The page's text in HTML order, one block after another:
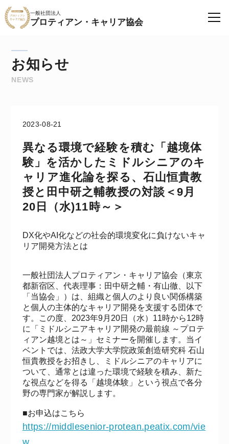
一般社団法人
プロティアン・キャリア協会
お知らせ
NEWS
2023-08-21
異なる環境で経験を積む「越境体
験」を活かしたミドルシニアのキ
ャリア進化論を探る、石山恒貴教
授と田中研之輔教授の対談＜9月
20日（水)11時～＞
DX化やAI化などの社会的環境変化に負けないキャ
リア開発方法とは
一般社団法人プロティアン・キャリア協会（東京
都新宿区、代表理事：田中研之輔・有山徹、以下
「当協会」）は、組織と個人のより良い関係構築
と個人の主体的なキャリア開発を支援する団体で
す。この度、2023年9月20日（水）11時から12時
に「ミドルシニアキャリア開発の最前線 ～プロテ
ィアン越境とは～」セミナーを開催します。当イ
ベントでは、法政大学大学院政策創造研究科 石山
恒貴教授をお招きし、ミドルシニアのキャリアに
ついて、通常とは違った環境で経験を積み、新た
な視点などを得る「越境体験」という視点で各分
野の専門家が解説します。
■お申込はこちら
https://middlesenior-protean.peatix.com/vie
w